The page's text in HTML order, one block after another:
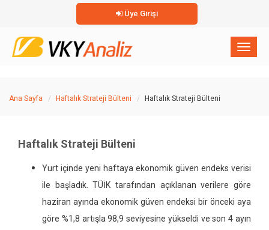
Üye Girişi
×
Ana Sayfa Haftalık Strateji Bülteni Haftalık Strateji Bülteni
Haftalık Strateji Bülteni
Yurt içinde yeni haftaya ekonomik güven endeks verisi
ile başladık. TÜİK tarafından açıklanan verilere göre
haziran ayında ekonomik güven endeksi bir önceki aya
göre %1,8 artışla 98,9 seviyesine yükseldi ve son 4 ayın